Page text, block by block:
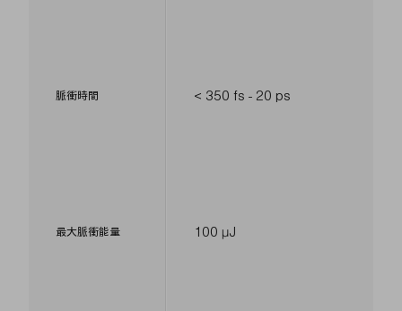
脈衝時間
最大脈衝能量
< 350 fs - 20 ps
100 µJ